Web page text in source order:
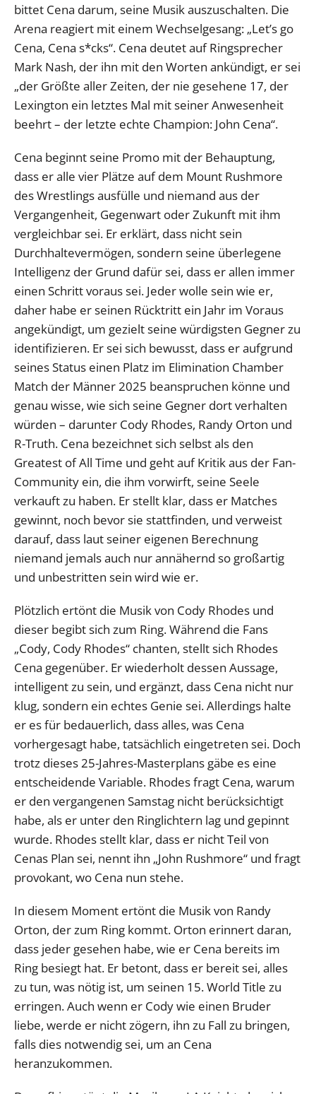
bittet Cena darum, seine Musik auszuschalten. Die
Arena reagiert mit einem Wechselgesang: „Let’s go
Cena, Cena s*cks“. Cena deutet auf Ringsprecher
Mark Nash, der ihn mit den Worten ankündigt, er sei
„der Größte aller Zeiten, der nie gesehene 17, der
Lexington ein letztes Mal mit seiner Anwesenheit
beehrt – der letzte echte Champion: John Cena“.
Cena beginnt seine Promo mit der Behauptung,
dass er alle vier Plätze auf dem Mount Rushmore
des Wrestlings ausfülle und niemand aus der
Vergangenheit, Gegenwart oder Zukunft mit ihm
vergleichbar sei. Er erklärt, dass nicht sein
Durchhaltevermögen, sondern seine überlegene
Intelligenz der Grund dafür sei, dass er allen immer
einen Schritt voraus sei. Jeder wolle sein wie er,
daher habe er seinen Rücktritt ein Jahr im Voraus
angekündigt, um gezielt seine würdigsten Gegner zu
identifizieren. Er sei sich bewusst, dass er aufgrund
seines Status einen Platz im Elimination Chamber
Match der Männer 2025 beanspruchen könne und
genau wisse, wie sich seine Gegner dort verhalten
würden – darunter Cody Rhodes, Randy Orton und
R-Truth. Cena bezeichnet sich selbst als den
Greatest of All Time und geht auf Kritik aus der Fan-
Community ein, die ihm vorwirft, seine Seele
verkauft zu haben. Er stellt klar, dass er Matches
gewinnt, noch bevor sie stattfinden, und verweist
darauf, dass laut seiner eigenen Berechnung
niemand jemals auch nur annähernd so großartig
und unbestritten sein wird wie er.
Plötzlich ertönt die Musik von Cody Rhodes und
dieser begibt sich zum Ring. Während die Fans
„Cody, Cody Rhodes“ chanten, stellt sich Rhodes
Cena gegenüber. Er wiederholt dessen Aussage,
intelligent zu sein, und ergänzt, dass Cena nicht nur
klug, sondern ein echtes Genie sei. Allerdings halte
er es für bedauerlich, dass alles, was Cena
vorhergesagt habe, tatsächlich eingetreten sei. Doch
trotz dieses 25-Jahres-Masterplans gäbe es eine
entscheidende Variable. Rhodes fragt Cena, warum
er den vergangenen Samstag nicht berücksichtigt
habe, als er unter den Ringlichtern lag und gepinnt
wurde. Rhodes stellt klar, dass er nicht Teil von
Cenas Plan sei, nennt ihn „John Rushmore“ und fragt
provokant, wo Cena nun stehe.
In diesem Moment ertönt die Musik von Randy
Orton, der zum Ring kommt. Orton erinnert daran,
dass jeder gesehen habe, wie er Cena bereits im
Ring besiegt hat. Er betont, dass er bereit sei, alles
zu tun, was nötig ist, um seinen 15. World Title zu
erringen. Auch wenn er Cody wie einen Bruder
liebe, werde er nicht zögern, ihn zu Fall zu bringen,
falls dies notwendig sei, um an Cena
heranzukommen.